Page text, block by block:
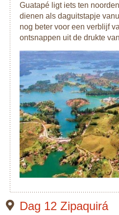
Guatapé ligt iets ten
dienen als daguitstapje
nog beter voor een verblijf
ontsnappen uit de drukte
Dag 12 Zipaquirá